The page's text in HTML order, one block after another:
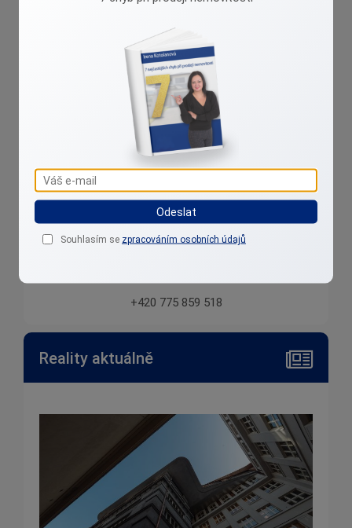
Irena Kotolanová
Přibližuji reality k lidem....
+420 775 859 518
Reality aktuálně
Odeslat
Souhlasím se zpracováním osobních údajů